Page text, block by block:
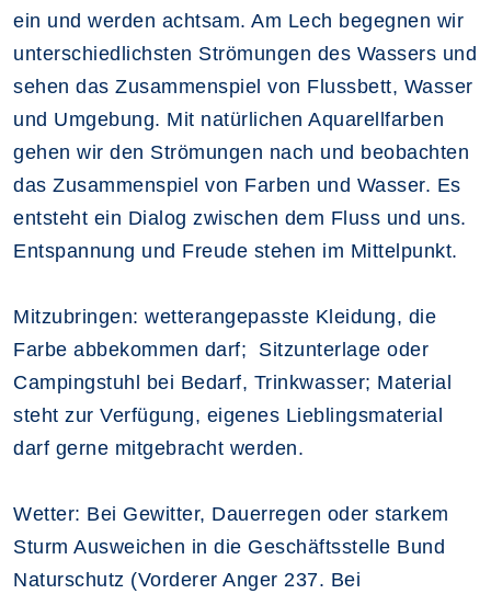
ein und werden achtsam. Am Lech begegnen wir
unterschiedlichsten Strömungen des Wassers und
sehen das Zusammenspiel von Flussbett, Wasser
und Umgebung. Mit natürlichen Aquarellfarben
gehen wir den Strömungen nach und beobachten
das Zusammenspiel von Farben und Wasser. Es
entsteht ein Dialog zwischen dem Fluss und uns.
Entspannung und Freude stehen im Mittelpunkt.
Mitzubringen: wetterangepasste Kleidung, die
Farbe abbekommen darf; Sitzunterlage oder
Campingstuhl bei Bedarf, Trinkwasser; Material
steht zur Verfügung, eigenes Lieblingsmaterial
darf gerne mitgebracht werden.
Wetter: Bei Gewitter, Dauerregen oder starkem
Sturm Ausweichen in die Geschäftsstelle Bund
Naturschutz (Vorderer Anger 237. Bei